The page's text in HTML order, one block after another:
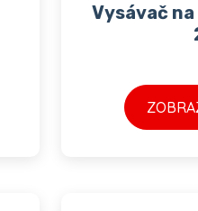
Vysávač na